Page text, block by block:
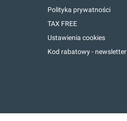
Polityka prywatności
TAX FREE
Ustawienia cookies
Kod rabatowy - newsletter